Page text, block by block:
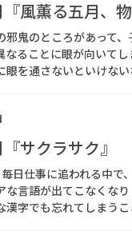
風薫る五月、
鬼のところがあって
なることに眼が向いて
眼を通さないといけな
サクラサク』
日仕事に追われる中で
な言語が出てこなくな
漢字でも忘れてしまう